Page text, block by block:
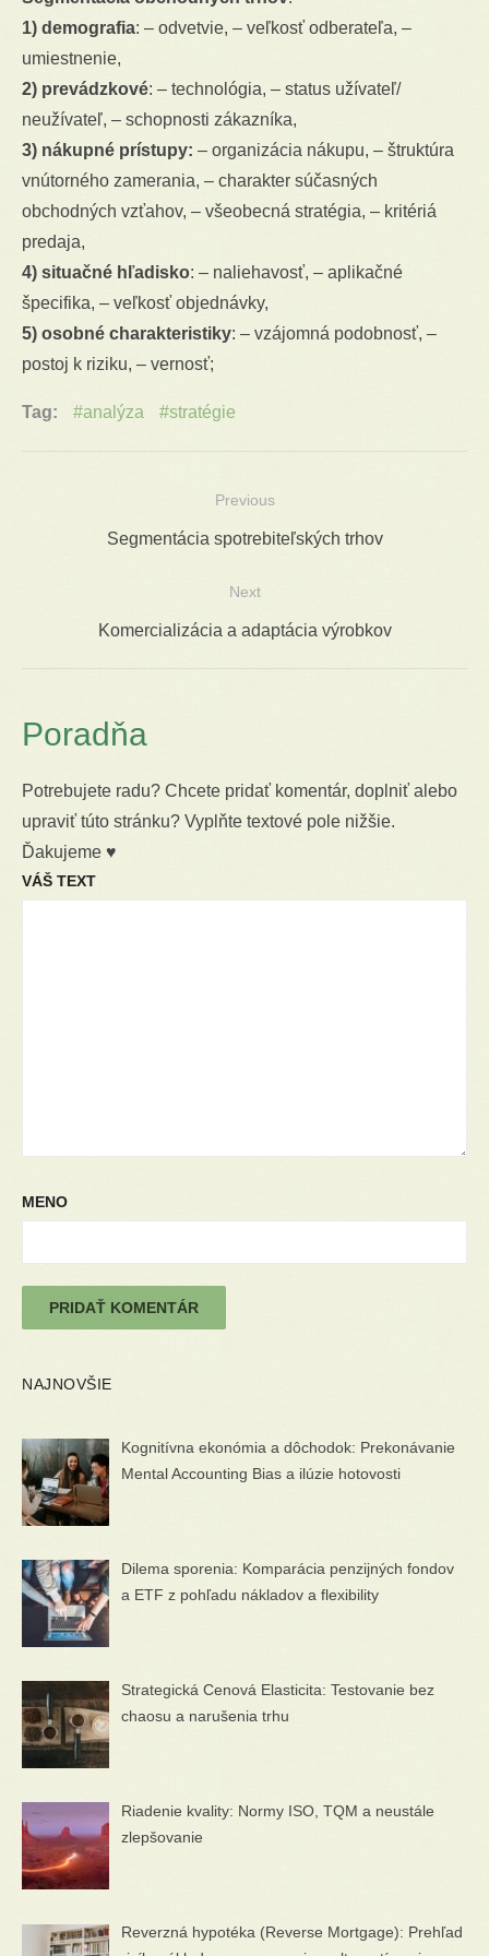
1) demografia: – odvetvie, – veľkosť odberateľa, –
umiestnenie,
2) prevádzkové: – technológia, – status užívateľ/
neužívateľ, – schopnosti zákazníka,
3) nákupné prístupy: – organizácia nákupu, – štruktúra
vnútorného zamerania, – charakter súčasných
obchodných vzťahov, – všeobecná stratégia, – kritériá
predaja,
4) situačné hľadisko: – naliehavosť, – aplikačné
špecifika, – veľkosť objednávky,
5) osobné charakteristiky: – vzájomná podobnosť, –
postoj k riziku, – vernosť;
Tag: analýza stratégie
Navigácia
Previous
Previous
Segmentácia spotrebiteľských trhov
Next
Next
Komercializácia a adaptácia výrobkov
Poradňa
Potrebujete radu? Chcete pridať komentár, doplniť alebo
upraviť túto stránku? Vyplňte textové pole nižšie.
Ďakujeme ♥
VÁŠ TEXT
MENO
NAJNOVŠIE
Kognitívna ekonómia a dôchodok: Prekonávanie
Mental Accounting Bias a ilúzie hotovosti
Dilema sporenia: Komparácia penzijných fondov
a ETF z pohľadu nákladov a flexibility
Strategická Cenová Elasticita: Testovanie bez
chaosu a narušenia trhu
Riadenie kvality: Normy ISO, TQM a neustále
zlepšovanie
Reverzná hypotéka (Reverse Mortgage): Prehľad